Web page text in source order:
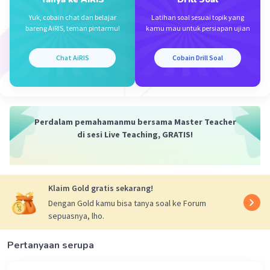
Yuk, cobain chat dan belajar
bareng AiRIS, teman pintarmu!
Chat AiRIS
Latihan soal sesuai topik yang
kamu mau untuk persiapan ujian
Cobain Drill Soal
Perdalam pemahamanmu bersama Master Teacher
di sesi Live Teaching, GRATIS!
Klaim Gold gratis sekarang!
Dengan Gold kamu bisa tanya soal ke Forum
sepuasnya, lho.
Pertanyaan serupa